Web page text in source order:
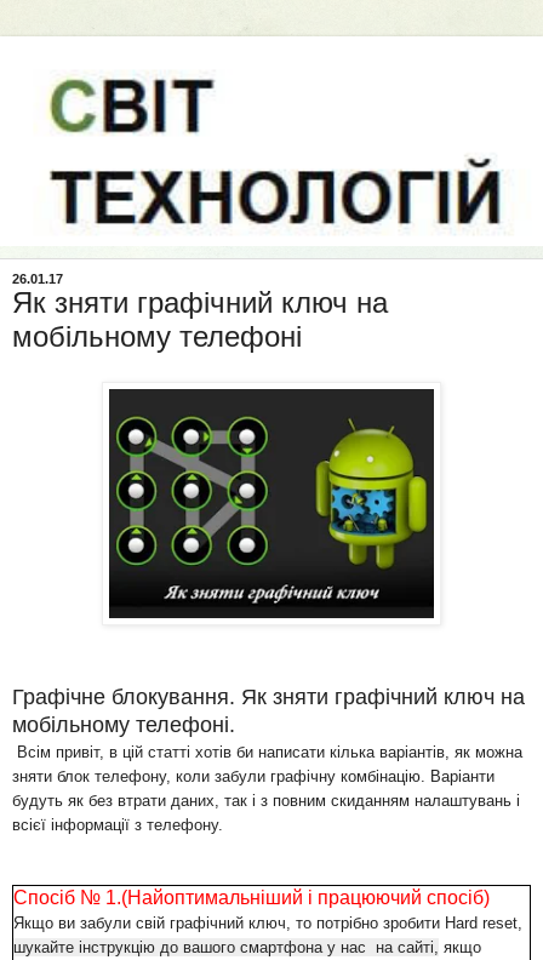
26.01.17
Як зняти графічний ключ на
мобільному телефоні
Графічнe блокування. Як зняти графічний ключ на
мобільному телефоні.
Всім привіт, в цій статті хотів би написати кілька варіантів, як можна
зняти блок телефону, коли забули графічну комбінацію. Варіанти
будуть як без втрати даних, так і з повним скиданням налаштувань і
всієї інформації з телефону.
Спосіб № 1.(Найоптимальніший і працюючий спосіб)
Якщо ви забули свій графічний ключ, то потрібно зробити Hard reset,
шукайте інструкцію до вашого смартфона у нас на сайті, якщо